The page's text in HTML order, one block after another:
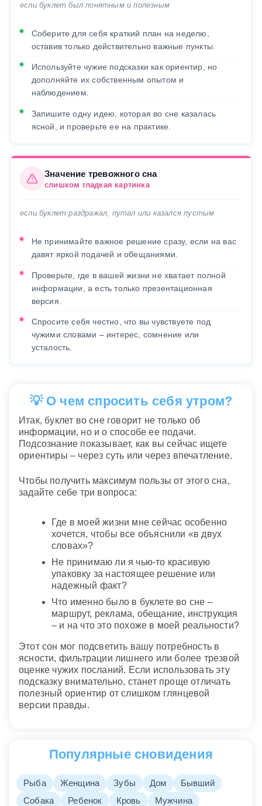
если буклет был понятным и полезным
Соберите для себя краткий план на неделю,
оставив только действительно важные пункты.
Используйте чужие подсказки как ориентир, но
дополняйте их собственным опытом и
наблюдением.
Запишите одну идею, которая во сне казалась
ясной, и проверьте ее на практике.
Значение тревожного сна
слишком гладкая картинка
если буклет раздражал, путал или казался пустым
Не принимайте важное решение сразу, если на вас
давят яркой подачей и обещаниями.
Проверьте, где в вашей жизни не хватает полной
информации, а есть только презентационная
версия.
Спросите себя честно, что вы чувствуете под
чужими словами – интерес, сомнение или
усталость.
💡 О чем спросить себя утром?
Итак, буклет во сне говорит не только об
информации, но и о способе ее подачи.
Подсознание показывает, как вы сейчас ищете
ориентиры – через суть или через впечатление.
Чтобы получить максимум пользы от этого сна,
задайте себе три вопроса:
Где в моей жизни мне сейчас особенно
хочется, чтобы все объяснили «в двух
словах»?
Не принимаю ли я чью-то красивую
упаковку за настоящее решение или
надежный факт?
Что именно было в буклете во сне –
маршрут, реклама, обещание, инструкция
– и на что это похоже в моей реальности?
Этот сон мог подсветить вашу потребность в
ясности, фильтрации лишнего или более трезвой
оценке чужих посланий. Если использовать эту
подсказку внимательно, станет проще отличать
полезный ориентир от слишком глянцевой
версии правды.
Популярные сновидения
Рыба Женщина Зубы Дом
Бывший
Собака
Ребенок Кровь
Мужчина